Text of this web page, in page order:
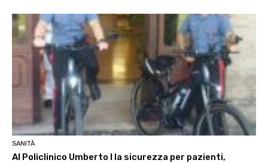
SANITÀ
Al Policlinico Umberto I la sicurezza per pazienti,